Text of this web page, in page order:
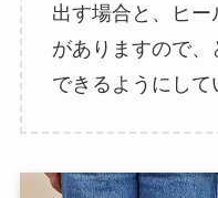
出す場合と、ヒ
がありますので
できるようにして